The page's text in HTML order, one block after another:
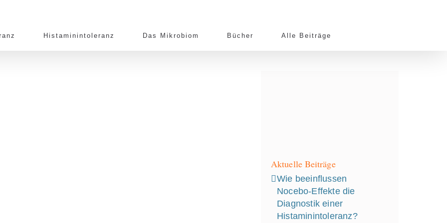
Histaminintoleranz Das Mikrobiom Bücher Alle Beiträge
Aktuelle Beiträge
Wie beeinflussen
Nocebo‑Effekte die
Diagnostik einer
Histaminintoleranz?